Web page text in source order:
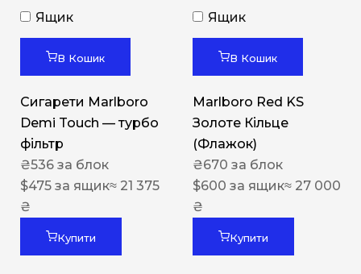
Ящик
В Кошик
Сигарети Marlboro
Demi Touch — турбо
фільтр
₴536 за блок
$475 за ящик≈ 21 375
₴
Купити
Ящик
В Кошик
Marlboro Red KS
Золоте Кільце
(Флажок)
₴670 за блок
$600 за ящик≈ 27 000
₴
Купити